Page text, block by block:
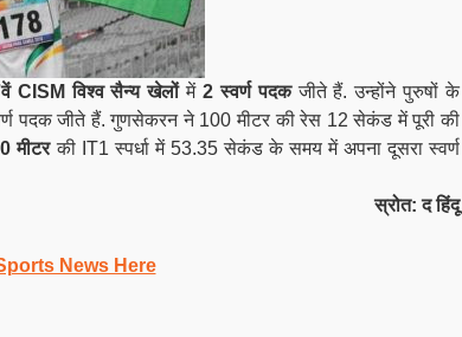
CISM विश्व सैन्य खेलोंमें2 स्वर्ण पदकजीते हैं. उन्होंने पुरुषों के
पदक जीते हैं. गुणसेकरन ने 100 मीटर की रेस 12 सेकंड में पूरी की
मीटरकी IT1 स्पर्धा में 53.35 सेकंड के समय में अपना दूसरा स्वर्ण
स्रोत: द हिंदू
News Here